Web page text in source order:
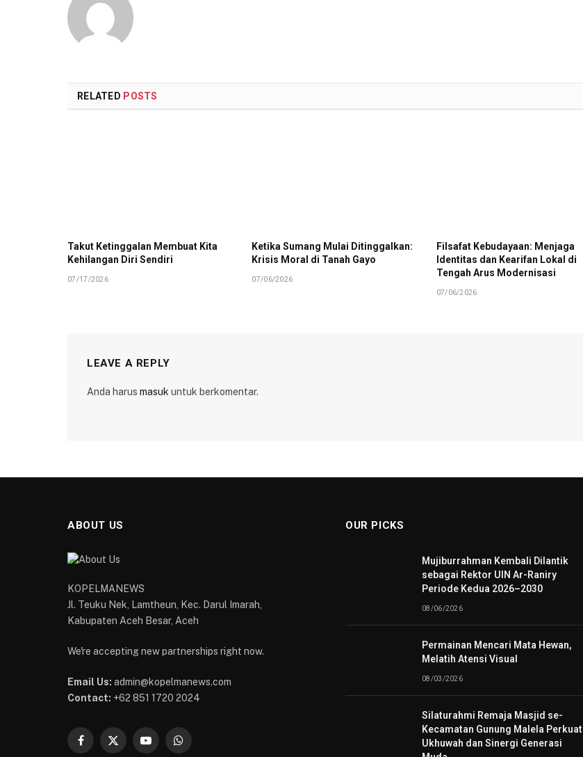
RELATED POSTS
Takut Ketinggalan Membuat Kita
Kehilangan Diri Sendiri
07/17/2026
Ketika Sumang Mulai Ditinggalkan:
Krisis Moral di Tanah Gayo
07/06/2026
Filsafat Kebudayaan: Menjaga
Identitas dan Kearifan Lokal di
Tengah Arus Modernisasi
07/06/2026
LEAVE A REPLY
Anda harus masuk untuk berkomentar.
ABOUT US
KOPELMANEWS
Jl. Teuku Nek, Lamtheun, Kec. Darul Imarah,
Kabupaten Aceh Besar, Aceh
We're accepting new partnerships right now.
Email Us: admin@kopelmanews.com
Contact: +62 851 1720 2024
Facebook
X
YouTubeWhatsApp
OUR PICKS
Mujiburrahman Kembali Dilantik
sebagai Rektor UIN Ar-Raniry
Periode Kedua 2026–2030
08/06/2026
Permainan Mencari Mata Hewan,
Melatih Atensi Visual
08/03/2026
Silaturahmi Remaja Masjid se-
Kecamatan Gunung Malela Perkuat
Ukhuwah dan Sinergi Generasi